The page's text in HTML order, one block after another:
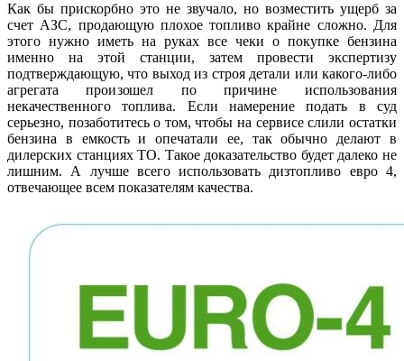
Как бы прискорбно это не звучало, но возместить ущерб за
счет АЗС, продающую плохое топливо крайне сложно. Для
этого нужно иметь на руках все чеки о покупке бензина
именно на этой станции, затем провести экспертизу
подтверждающую, что выход из строя детали или какого-либо
агрегата произошел по причине использования
некачественного топлива. Если намерение подать в суд
серьезно, позаботитесь о том, чтобы на сервисе слили остатки
бензина в емкость и опечатали ее, так обычно делают в
дилерских станциях ТО. Такое доказательство будет далеко не
лишним. А лучше всего использовать дизтопливо евро 4,
отвечающее всем показателям качества.